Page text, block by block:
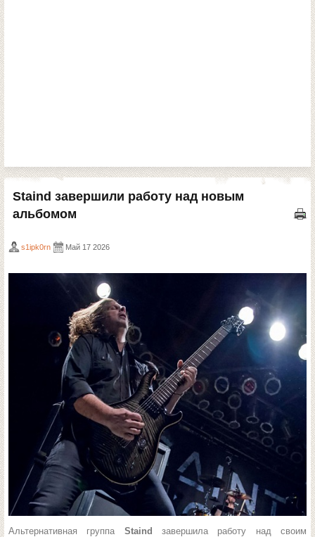
Staind завершили работу над новым
альбомом
s1ipk0rn Май 17 2026
Альтернативная группа Staind
завершила работу над своим